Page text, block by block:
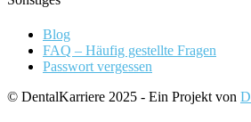
Blog
FAQ – Häufig gestellte Fragen
Passwort vergessen
© DentalKarriere 2025 - Ein Projekt von